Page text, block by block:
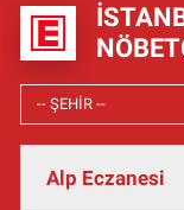
Alp Eczanesi